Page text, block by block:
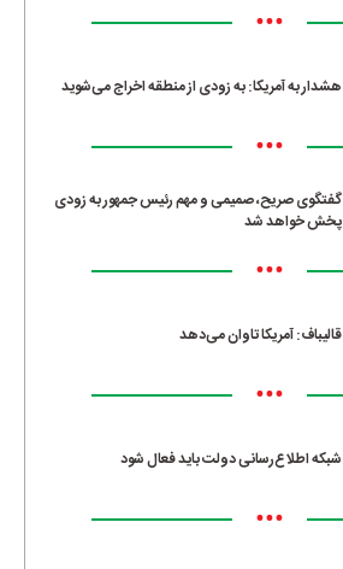
•••
هشدار به آمریکا: به زودی از منطقه اخراج می‌شوید
•••
گفتگوی صریح، صمیمی و مهم رئیس جمهور به زودی
پخش خواهد شد
•••
قالیباف: آمریکا تاوان می‌دهد
•••
شبکه اطلاع‌رسانی دولت باید فعال شود
•••